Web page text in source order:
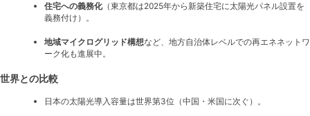
住宅への義務化（東京都は2025年から新築住宅に太陽光パネル設置を
義務付け）。
地域マイクログリッド構想など、地方自治体レベルでの再エネネットワ
ーク化も進展中。
世界との比較
日本の太陽光導入容量は世界第3位（中国・米国に次ぐ）。